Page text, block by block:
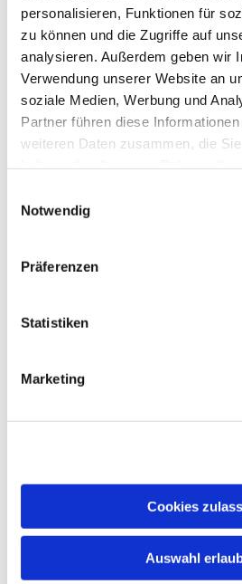
personalisieren, Funktionen für
zu können und die Zugriffe auf
analysieren. Außerdem geben wir
Verwendung unserer Website an
soziale Medien, Werbung und
Partner führen diese
weiteren Daten zusammen, die
Notwendig
Präferenzen
Statistiken
Marketing
Cookies
Auswahl
EVANGELISCHE
MAINPERLEN